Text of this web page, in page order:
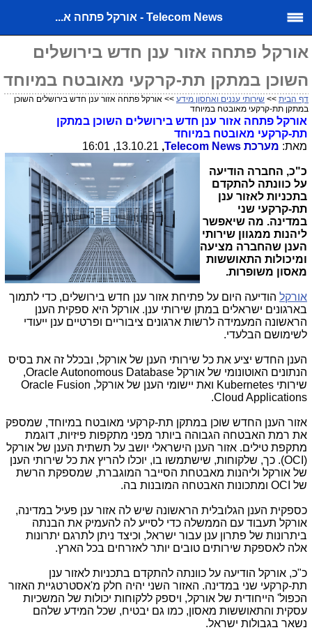
Telecom News - אורקל פתחה א...
אורקל פתחה אזור ענן חדש בירושלים
השוכן במתקן תת-קרקעי מאובטח במיוחד
דף הבית >> שירותי עננים ואחסון מידע >> אורקל פתחה אזור ענן חדש בירושלים השוכן
במתקן תת-קרקעי מאובטח במיוחד
אורקל פתחה אזור ענן חדש בירושלים השוכן במתקן
תת-קרקעי מאובטח במיוחד
מאת: מערכת Telecom News
,
כ"כ, החברה הודיעה
על כוונתה להתקדם
בתכניות לאזור ענן
תת-קרקעי שני
במדינה. מה שיאפשר
ליהנות ממגוון שירותי
הענן שהחברה מציעה
ומיכולות התאוששות
מאסון משופרות.
אורקל הודיעה היום על פתיחת אזור ענן חדש בירושלים, כדי לתמוך
בארגונים ישראלים במתן שירותי ענן. אורקל היא ספקית הענן
הראשונה המעמידה לרשות ארגונים ציבוריים ופרטיים ענן ייעודי
לשימושם הבלעדי.
הענן החדש יציע את כל שירותי הענן של אורקל, ובכלל זה את בסיס
הנתונים האוטונומי של אורקל Oracle Autonomous Database
,
שירותי Kubernetes ואת יישומי הענן של אורקל, Oracle Fusion
Cloud Applications
.
אזור הענן החדש שוכן במתקן תת-קרקעי מאובטח במיוחד, שמספק
את רמת האבטחה הגבוהה ביותר מפני מתקפות פיזיות, דוגמת
מתקפת טילים. אזור הענן הישראלי יושב על תשתית הענן של אורקל
(
OCI). כך, שלקוחות, שישתמשו בו, יוכלו להריץ את כל שירותי הענן
של אורקל וליהנות מאבטחת הסייבר המוגברת, שמספקת הרשת
של OCI ומתכונות האבטחה המובנות בה.
כספקית הענן הגלובלית הראשונה שיש לה אזור ענן פעיל במדינה,
אורקל תעבוד עם הממשלה כדי לסייע לה להעמיק את הבנתה
ביתרונות של פתרון ענן עבור ישראל, וכיצד ניתן לתרגם יתרונות
אלה לאספקת שירותים טובים יותר לאזרחים בכל הארץ.
כ"כ, אורקל הודיעה על כוונתה להתקדם בתכניות לאזור ענן
תת-קרקעי שני במדינה. האזור השני יהיה חלק מ'אסטרטגיית האזור
הכפול' הייחודית של אורקל, ויספק ללקוחות יכולות של המשכיות
עסקית והתאוששות מאסון, כמו גם יבטיח, שכל המידע שלהם
נשאר בגבולות ישראל.